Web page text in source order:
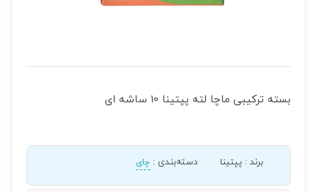
بسته ترکیبی ماچا لته پپتینا 10 ساشه ای
برند: پپتینا دسته‌بندی : چای